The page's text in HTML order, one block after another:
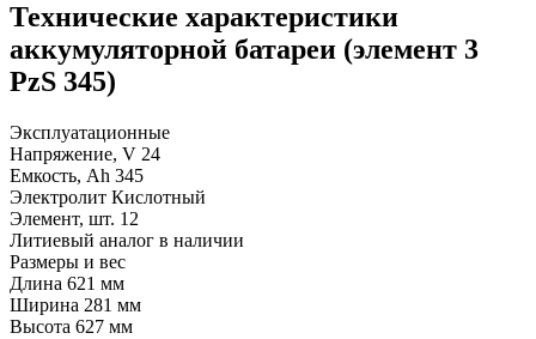
Технические характеристики
аккумуляторной батареи (элемент 3
PzS 345)
Эксплуатационные
Напряжение, V 24
Емкость, Ah 345
Электролит Кислотный
Элемент, шт. 12
Литиевый аналог в наличии
Размеры и вес
Длина 621 мм
Ширина 281 мм
Высота 627 мм